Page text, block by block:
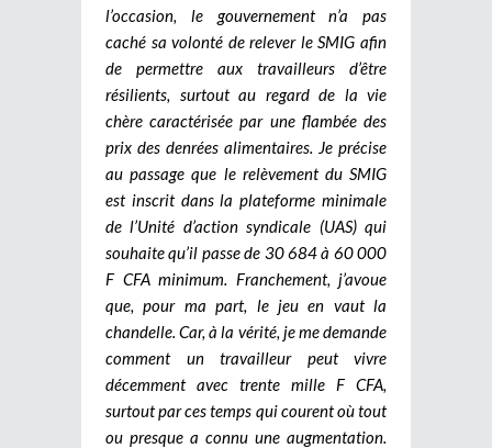
l’occasion, le gouvernement n’a pas
caché sa volonté de relever le SMIG afin
de permettre aux travailleurs d’être
résilients, surtout au regard de la vie
chère caractérisée par une flambée des
prix des denrées alimentaires. Je précise
au passage que le relèvement du SMIG
est inscrit dans la plateforme minimale
de l’Unité d’action syndicale (UAS) qui
souhaite qu’il passe de 30 684 à 60 000
F CFA minimum. Franchement, j’avoue
que, pour ma part, le jeu en vaut la
chandelle. Car, à la vérité, je me demande
comment un travailleur peut vivre
décemment avec trente mille F CFA,
surtout par ces temps qui courent où tout
ou presque a connu une augmentation.